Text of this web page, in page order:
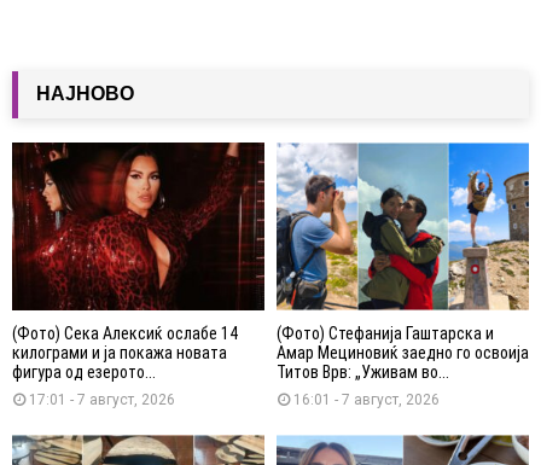
НАЈНОВО
(Фото) Сека Алексиќ ослабе 14
килограми и ја покажа новата
фигура од езерото...
17:01 - 7 август, 2026
(Фото) Стефанија Гаштарска и
Амар Мециновиќ заедно го освоија
Титов Врв: „Уживам во...
16:01 - 7 август, 2026